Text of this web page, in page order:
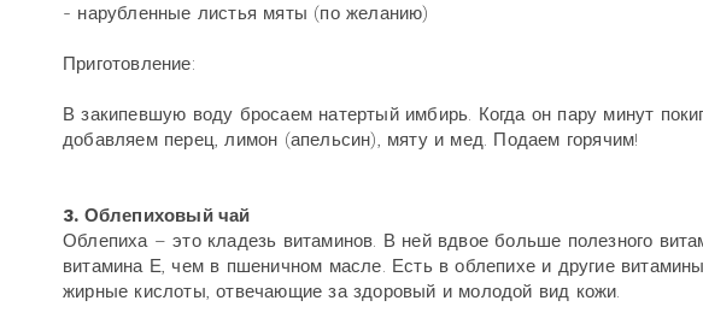
- нарубленные листья мяты (по желанию)
Приготовление:
В закипевшую воду бросаем натертый имбирь. Когда он пару минут
добавляем перец, лимон (апельсин), мяту и мед. Подаем горячим!
3. Облепиховый чай
Облепиха – это кладезь витаминов. В ней вдвое больше полезного
витамина Е, чем в пшеничном масле. Есть в облепихе и другие
жирные кислоты, отвечающие за здоровый и молодой вид кожи.